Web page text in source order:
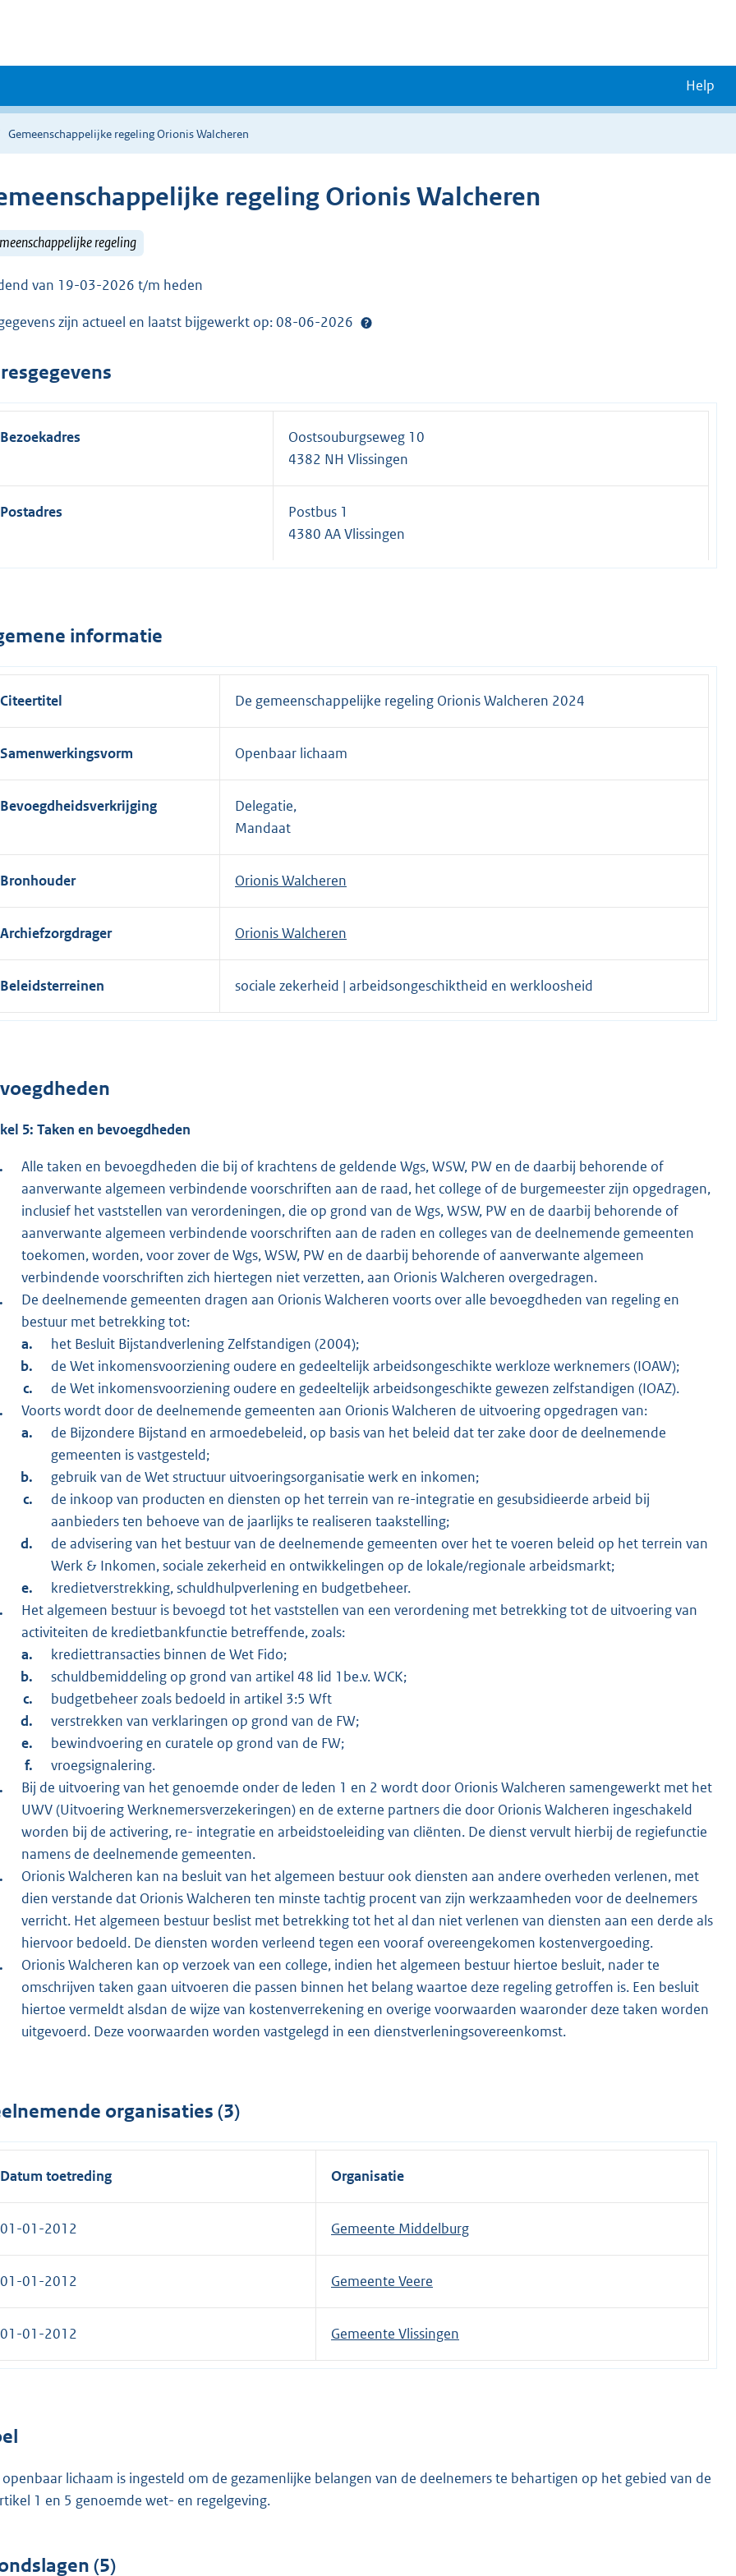
Help
Gemeenschappelijke regeling Orionis Walcheren
regeling Orionis Walcheren
regeling
van 19-03-2026 t/m heden
zijn actueel en laatst bijgewerkt op: 08-06-2026
Bezoekadres
Oostsouburgseweg 10
4382 NH Vlissingen
Postadres
Postbus 1
4380 AA Vlissingen
informatie
Citeertitel De gemeenschappelijke regeling Orionis Walcheren 2024
Samenwerkingsvorm Openbaar lichaam
Bevoegdheidsverkrijging
Delegatie,
Mandaat
Bronhouder Orionis Walcheren
Archiefzorgdrager Orionis Walcheren
Beleidsterreinen sociale zekerheid | arbeidsongeschiktheid en werkloosheid
5: Taken en bevoegdheden
Alle taken en bevoegdheden die bij of krachtens de geldende Wgs, WSW, PW en de daarbij behorende of
aanverwante algemeen verbindende voorschriften aan de raad, het college of de burgemeester zijn opgedragen,
inclusief het vaststellen van verordeningen, die op grond van de Wgs, WSW, PW en de daarbij behorende of
aanverwante algemeen verbindende voorschriften aan de raden en colleges van de deelnemende gemeenten
toekomen, worden, voor zover de Wgs, WSW, PW en de daarbij behorende of aanverwante algemeen
verbindende voorschriften zich hiertegen niet verzetten, aan Orionis Walcheren overgedragen.
De deelnemende gemeenten dragen aan Orionis Walcheren voorts over alle bevoegdheden van regeling en
bestuur met betrekking tot:
het Besluit Bijstandverlening Zelfstandigen (2004);
de Wet inkomensvoorziening oudere en gedeeltelijk arbeidsongeschikte werkloze werknemers (IOAW);
de Wet inkomensvoorziening oudere en gedeeltelijk arbeidsongeschikte gewezen zelfstandigen (IOAZ).
Voorts wordt door de deelnemende gemeenten aan Orionis Walcheren de uitvoering opgedragen van:
de Bijzondere Bijstand en armoedebeleid, op basis van het beleid dat ter zake door de deelnemende
gemeenten is vastgesteld;
gebruik van de Wet structuur uitvoeringsorganisatie werk en inkomen;
de inkoop van producten en diensten op het terrein van re-integratie en gesubsidieerde arbeid bij
aanbieders ten behoeve van de jaarlijks te realiseren taakstelling;
de advisering van het bestuur van de deelnemende gemeenten over het te voeren beleid op het terrein van
Werk & Inkomen, sociale zekerheid en ontwikkelingen op de lokale/regionale arbeidsmarkt;
kredietverstrekking, schuldhulpverlening en budgetbeheer.
Het algemeen bestuur is bevoegd tot het vaststellen van een verordening met betrekking tot de uitvoering van
activiteiten de kredietbankfunctie betreffende, zoals:
krediettransacties binnen de Wet Fido;
schuldbemiddeling op grond van artikel 48 lid 1be.v. WCK;
budgetbeheer zoals bedoeld in artikel 3:5 Wft
verstrekken van verklaringen op grond van de FW;
bewindvoering en curatele op grond van de FW;
vroegsignalering.
Bij de uitvoering van het genoemde onder de leden 1 en 2 wordt door Orionis Walcheren samengewerkt met het
UWV (Uitvoering Werknemersverzekeringen) en de externe partners die door Orionis Walcheren ingeschakeld
worden bij de activering, re- integratie en arbeidstoeleiding van cliënten. De dienst vervult hierbij de regiefunctie
namens de deelnemende gemeenten.
Orionis Walcheren kan na besluit van het algemeen bestuur ook diensten aan andere overheden verlenen, met
dien verstande dat Orionis Walcheren ten minste tachtig procent van zijn werkzaamheden voor de deelnemers
verricht. Het algemeen bestuur beslist met betrekking tot het al dan niet verlenen van diensten aan een derde als
hiervoor bedoeld. De diensten worden verleend tegen een vooraf overeengekomen kostenvergoeding.
Orionis Walcheren kan op verzoek van een college, indien het algemeen bestuur hiertoe besluit, nader te
omschrijven taken gaan uitvoeren die passen binnen het belang waartoe deze regeling getroffen is. Een besluit
hiertoe vermeldt alsdan de wijze van kostenverrekening en overige voorwaarden waaronder deze taken worden
uitgevoerd. Deze voorwaarden worden vastgelegd in een dienstverleningsovereenkomst.
organisaties (3)
Datum toetreding Organisatie
01-01-2012 Gemeente Middelburg
01-01-2012 Gemeente Veere
01-01-2012 Gemeente Vlissingen
lichaam is ingesteld om de gezamenlijke belangen van de deelnemers te behartigen op het gebied van de
1 en 5 genoemde wet- en regelgeving.
(5)